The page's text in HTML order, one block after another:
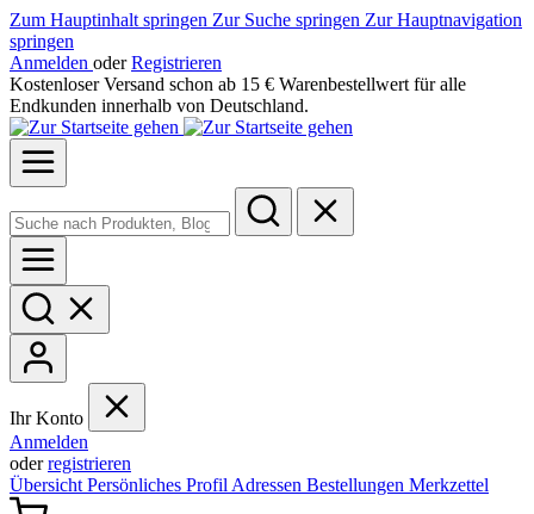
Zum Hauptinhalt springen Zur Suche springen Zur Hauptnavigation
springen
Anmelden oder Registrieren
Kostenloser Versand schon ab 15 € Warenbestellwert für alle
Endkunden innerhalb von Deutschland.
Ihr Konto
Anmelden
oderregistrieren
Übersicht Persönliches Profil Adressen Bestellungen Merkzettel